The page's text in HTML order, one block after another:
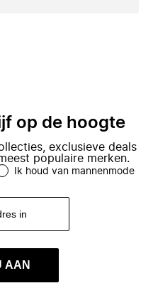
op de hoogte
exclusieve deals
populaire merken.
Ik houd van mannenmode
AAN